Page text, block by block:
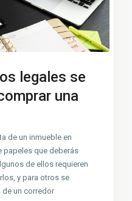
legales se
una
de un inmueble en
papeles que deberás
de ellos requieren
y para otros se
de un corredor